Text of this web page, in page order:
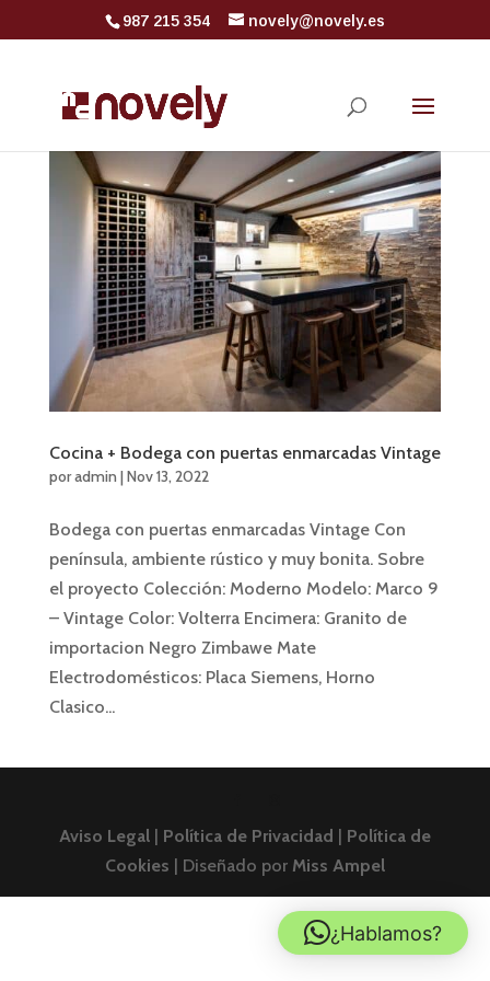
987 215 354 novely@novely.es
Cocina + Bodega con puertas enmarcadas Vintage
poradmin |Nov 13, 2022
Bodega con puertas enmarcadas Vintage Con
península, ambiente rústico y muy bonita. Sobre
el proyecto Colección: Moderno Modelo: Marco 9
– Vintage Color: Volterra Encimera: Granito de
importacion Negro Zimbawe Mate
Electrodomésticos: Placa Siemens, Horno
Clasico...
Aviso Legal Política de Privacidad
Política de
Cookies
| Diseñado por Miss Ampel
¿Hablamos?